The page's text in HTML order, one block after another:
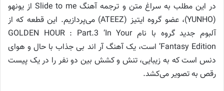
در این مطلب به سراغ متن و ترجمه آهنگ Slide to me از یونهو
(YUNHO)، عضو گروه ایتیز (ATEEZ) می‌پردازیم. این قطعه که از
آلبوم جدید گروه با نام GOLDEN HOUR : Part.3 ‘In Your
Fantasy Edition’ است، یک آهنگ آر اند بی جذاب با حال و هوای
دنس است که به زیبایی، تنش و کشش بین دو نفر را در یک پیست
رقص به تصویر می‌کشد.